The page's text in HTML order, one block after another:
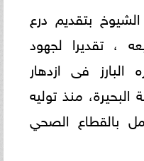
بتقديم درع
، تقديرا لجهود
البارز فى ازدهار
منذ توليه
بالقطاع الصحي